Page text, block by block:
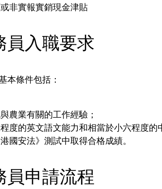
非實報實銷現金津貼
員入職要求
本條件包括：
農業有關的工作經驗；
度的英文語文能力和相當於小六程度的
國安法》測試中取得合格成績。
員申請流程